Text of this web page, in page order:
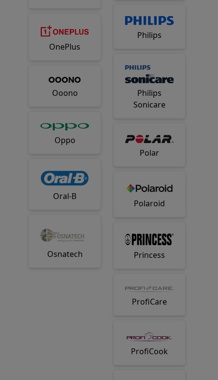
OnePlus
Ooono
Oppo
Oral-B
Osnatech
Philips
Philips
Sonicare
Polar
Polaroid
Princess
ProfiCare
ProfiCook